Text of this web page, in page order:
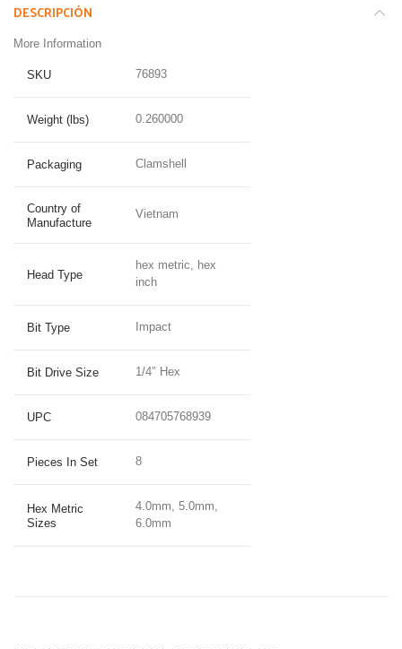
DESCRIPCIÓN
More Information
SKU 76893
Weight (lbs) 0.260000
Packaging Clamshell
Country of
Manufacture
Vietnam
Head Type
hex metric, hex
inch
Bit Type Impact
Bit Drive Size 1/4″ Hex
UPC 084705768939
Pieces In Set 8
Hex Metric
Sizes
4.0mm, 5.0mm,
6.0mm